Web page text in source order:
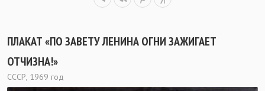
ПЛАКАТ «ПО ЗАВЕТУ ЛЕНИНА ОГНИ ЗАЖИГАЕТ
ОТЧИЗНА!»
СССР, 1969 год